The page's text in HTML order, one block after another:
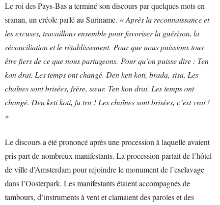
Le roi des Pays-Bas a terminé son discours par quelques mots en
sranan, un créole parlé au Suriname. « Après la reconnaissance et
les excuses, travaillons ensemble pour favoriser la guérison, la
réconciliation et le rétablissement. Pour que nous puissions tous
être fiers de ce que nous partageons. Pour qu’on puisse dire : Ten
kon drai. Les temps ont changé. Den keti koti, brada, sisa. Les
chaînes sont brisées, frère, sœur. Ten kon drai. Les temps ont
changé. Den keti koti, fu tru ! Les chaînes sont brisées, c’est vrai !
»
Le discours a été prononcé après une procession à laquelle avaient
pris part de nombreux manifestants. La procession partait de l’hôtel
de ville d’Amsterdam pour rejoindre le monument de l’esclavage
dans l’Oosterpark. Les manifestants étaient accompagnés de
tambours, d’instruments à vent et clamaient des paroles et des